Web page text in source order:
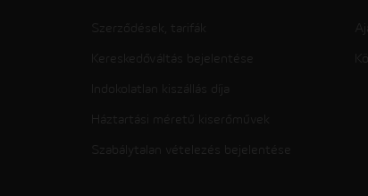
Szerződések, tarifák
Kereskedőváltás bejelentése
Indokolatlan kiszállás díja
Háztartási méretű kiserőművek
Szabálytalan vételezés bejelentése